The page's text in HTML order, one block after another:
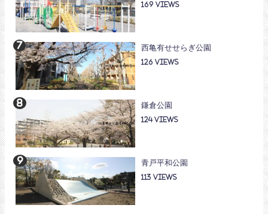
169
西亀有せせらぎ公園
126
鎌倉公園
124
青戸平和公園
113